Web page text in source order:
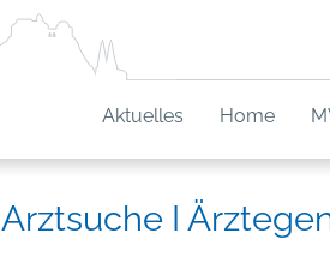
Aktuelles Home
Arztsuche I